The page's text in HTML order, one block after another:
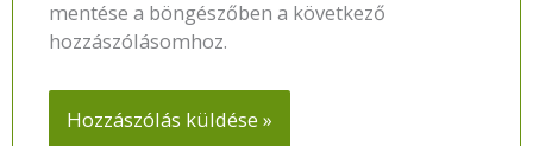
mentése a böngészőben a következő
hozzászólásomhoz.